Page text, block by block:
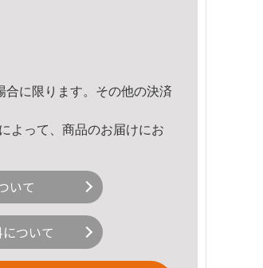
に限ります。その他の決済
よって、商品のお届けにお
いて
ついて